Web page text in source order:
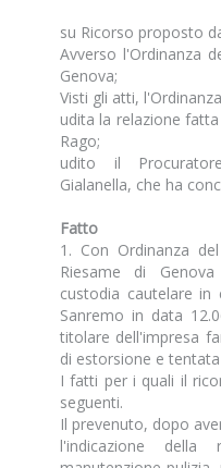
su Ricorso proposto
Avverso l'Ordinanza
Genova;
Visti gli atti,
udita la relazione
Rago;
udito il
Gialanella, che ha
Fatto
1. Con Ordinanza
Riesame di
custodia cautelare in
Sanremo in data
titolare dell'impresa
di estorsione e
I fatti per i quali il
seguenti.
Il prevenuto, dopo
l'indicazione della